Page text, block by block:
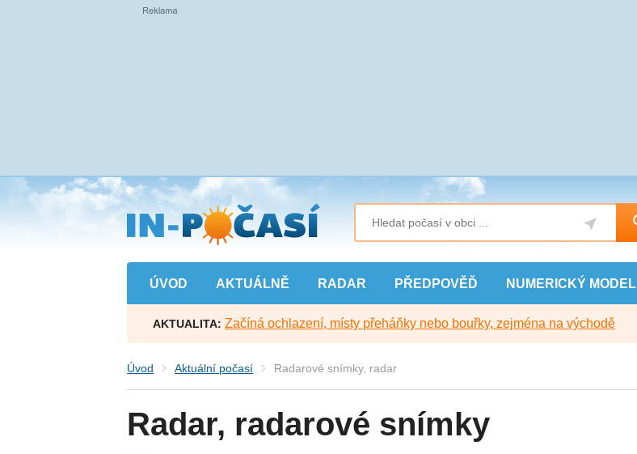
Přejít
na
hlavní
obsah
ÚVOD AKTUÁLNĚ RADAR PŘEDPOVĚĎ NUMERICKÝ MODEL
AKTUALITA: Začíná ochlazení, místy přeháňky nebo bouřky, zejména na východě
Úvod Aktuální počasí Radarové snímky, radar
Radar, radarové snímky